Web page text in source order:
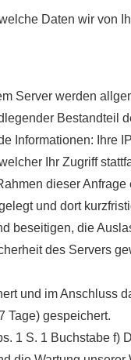
Daten wir von
Server werden
Bestandteil
Informationen: Ihre
Ihr Zugriff
dieser Anfrage
und dort
beseitigen, die
des Servers
und im
Tage) gespeichert.
1 S. 1 Buchstabe